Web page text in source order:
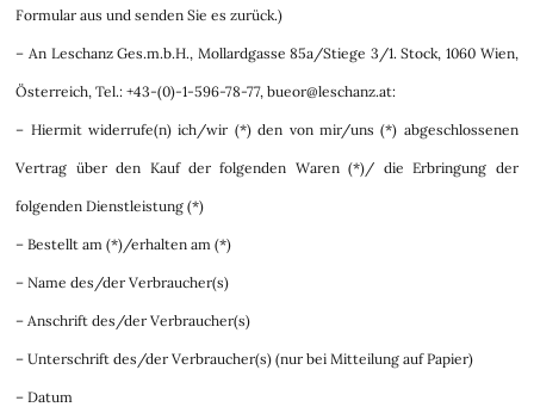
Formular aus und senden Sie es zurück.)
– An Leschanz Ges.m.b.H., Mollardgasse 85a/Stiege 3/1. Stock, 1060 Wien,
Österreich, Tel.: +43-(0)-1-596-78-77, bueor@leschanz.at:
– Hiermit widerrufe(n) ich/wir (*) den von mir/uns (*) abgeschlossenen
Vertrag über den Kauf der folgenden Waren (*)/ die Erbringung der
folgenden Dienstleistung (*)
– Bestellt am (*)/erhalten am (*)
– Name des/der Verbraucher(s)
– Anschrift des/der Verbraucher(s)
– Unterschrift des/der Verbraucher(s) (nur bei Mitteilung auf Papier)
– Datum